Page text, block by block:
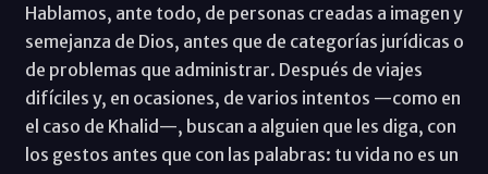
Hablamos, ante todo, de personas creadas a imagen y
semejanza de Dios, antes que de categorías jurídicas o
de problemas que administrar. Después de viajes
difíciles y, en ocasiones, de varios intentos —como en
el caso de Khalid—, buscan a alguien que les diga, con
los gestos antes que con las palabras: tu vida no es un